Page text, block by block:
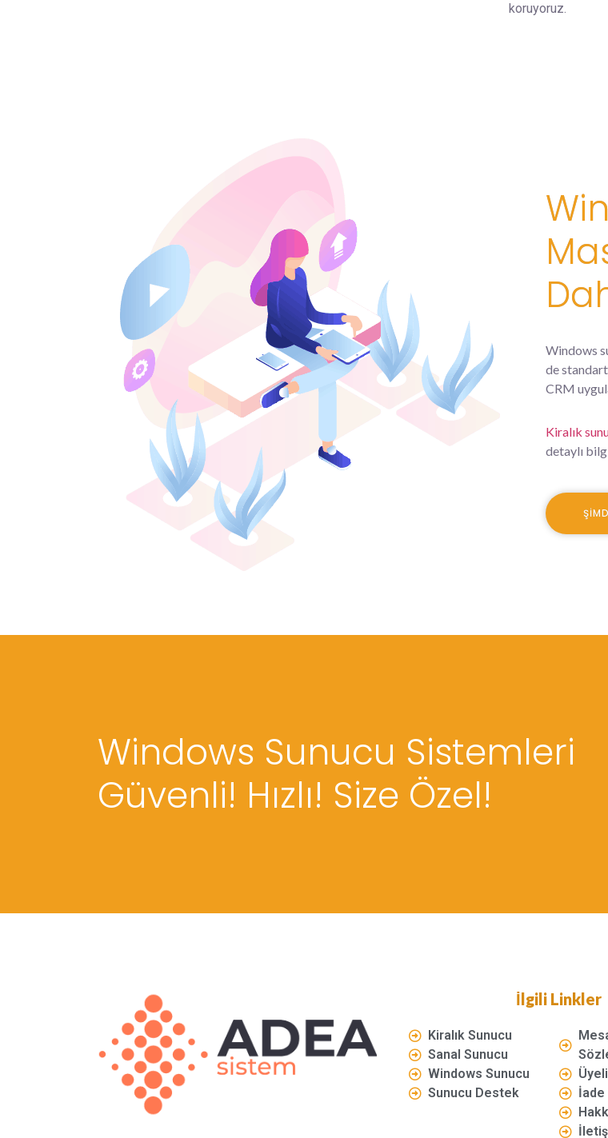
koruyoruz.
Windows
de
CRM
Kiralık
detaylı
Windows Sunucu Sistemleri
Güvenli! Hızlı! Size Özel!
İlgili Linkler
Kiralık Sunucu
Sanal Sunucu
Windows Sunucu
Sunucu Destek
İade